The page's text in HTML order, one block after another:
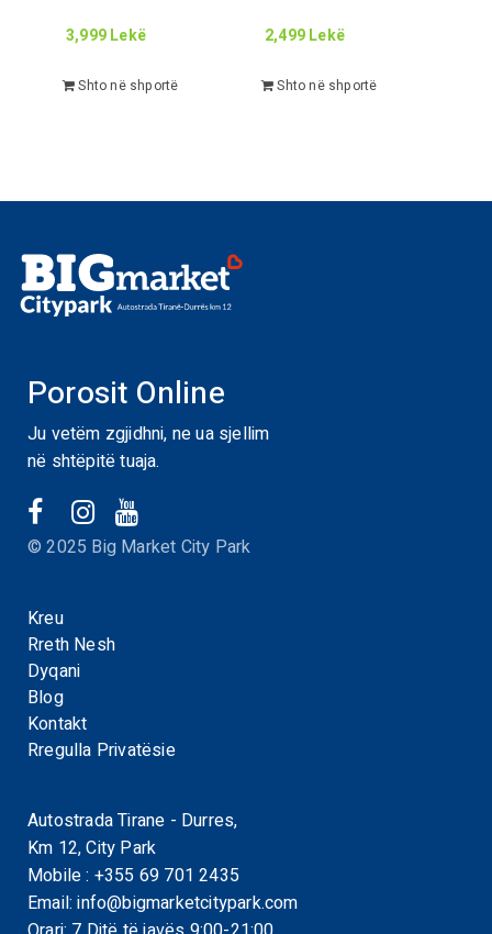
3,999Lekë
Shto në shportë
2,499Lekë
Shto në shportë
Porosit Online
Ju vetëm zgjidhni, ne ua sjellim
në shtëpitë tuaja.
© 2025 Big Market City Park
Kreu
Rreth Nesh
Dyqani
Blog
Kontakt
Rregulla Privatësie
Autostrada Tirane - Durres,
Km 12, City Park
Mobile : +355 69 701 2435
Email:info@bigmarketcitypark.com